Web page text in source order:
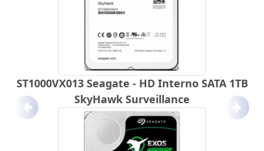
ST1000VX013 Seagate - HD Interno SATA 1TB
SkyHawk Surveillance
Anterior